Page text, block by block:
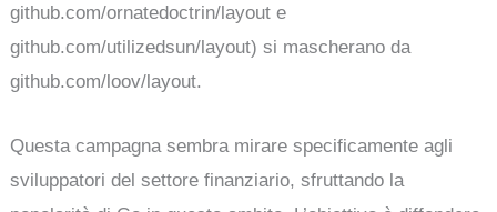
github.com/ornatedoctrin/layout e
github.com/utilizedsun/layout) si mascherano da
github.com/loov/layout.
Questa campagna sembra mirare specificamente agli
sviluppatori del settore finanziario, sfruttando la